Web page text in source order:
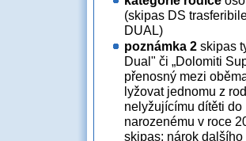
(skipas DS
DUAL)
poznámka 2 skipas
Dual" či „Dolomiti
přenosný mezi
lyžovat jednomu z
nelyžujícímu dítěti
narozenému v roce
skipas; nárok